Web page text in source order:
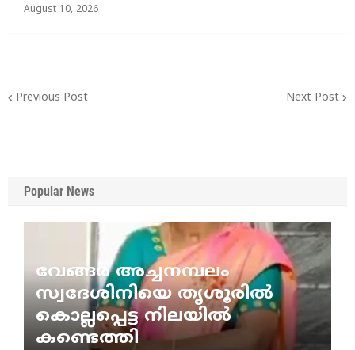
August 10, 2026
Previous Post Next Post
Popular News
വേങ്ങര അച്ചനമ്പലം
സ്വദേശിനിയെ തൃശൂരിൽ
കൊല്ലപ്പെട്ട നിലയിൽ
കണ്ടെത്തി